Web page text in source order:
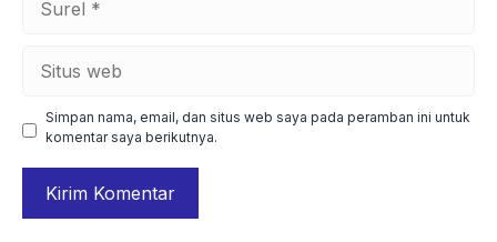
web
Simpan nama, email, dan situs web saya pada peramban ini untuk
komentar saya berikutnya.